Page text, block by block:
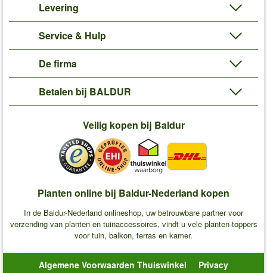
Levering
Service & Hulp
De firma
Betalen bij BALDUR
Veilig kopen bij Baldur
Planten online bij Baldur-Nederland kopen
In de Baldur-Nederland onlineshop, uw betrouwbare partner voor
verzending van planten en tuinaccessoires, vindt u vele planten-toppers
voor tuin, balkon, terras en kamer.
Algemene Voorwaarden Thuiswinkel Privacy